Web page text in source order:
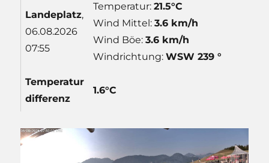
Landeplatz,
06.08.2026
07:55
Temperatur:21.5°C
Wind Mittel:3.6 km/h
Wind Böe:3.6 km/h
Windrichtung:WSW 239 °
Temperatur
differenz
1.6°C